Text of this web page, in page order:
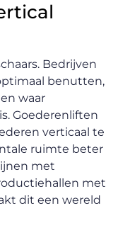
Bedrijven
benutten,
waar
Goederenliften
verticaal te
ruimte beter
met
met
dit een wereld